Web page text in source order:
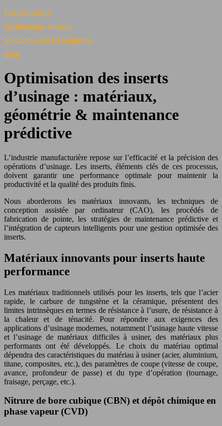
Énergie solaire
Technologies solaires
Solutions pour les bâtiments
Blog
Optimisation des inserts
d’usinage : matériaux,
géométrie & maintenance
prédictive
L’industrie manufacturière repose sur l’efficacité et la précision des
opérations d’usinage. Les inserts, éléments clés de ces processus,
doivent garantir une performance optimale pour maintenir la
productivité et la qualité des produits finis.
Nous aborderons les matériaux innovants, les techniques de
conception assistée par ordinateur (CAO), les procédés de
fabrication de pointe, les stratégies de maintenance prédictive et
l’intégration de capteurs intelligents pour une gestion optimisée des
inserts.
Matériaux innovants pour inserts haute
performance
Les matériaux traditionnels utilisés pour les inserts, tels que l’acier
rapide, le carbure de tungstène et la céramique, présentent des
limites intrinsèques en termes de résistance à l’usure, de résistance à
la chaleur et de ténacité. Pour répondre aux exigences des
applications d’usinage modernes, notamment l’usinage haute vitesse
et l’usinage de matériaux difficiles à usiner, des matériaux plus
performants ont été développés. Le choix du matériau optimal
dépendra des caractéristiques du matériau à usiner (acier, aluminium,
titane, composites, etc.), des paramètres de coupe (vitesse de coupe,
avance, profondeur de passe) et du type d’opération (tournage,
fraisage, perçage, etc.).
Nitrure de bore cubique (CBN) et dépôt chimique en
phase vapeur (CVD)